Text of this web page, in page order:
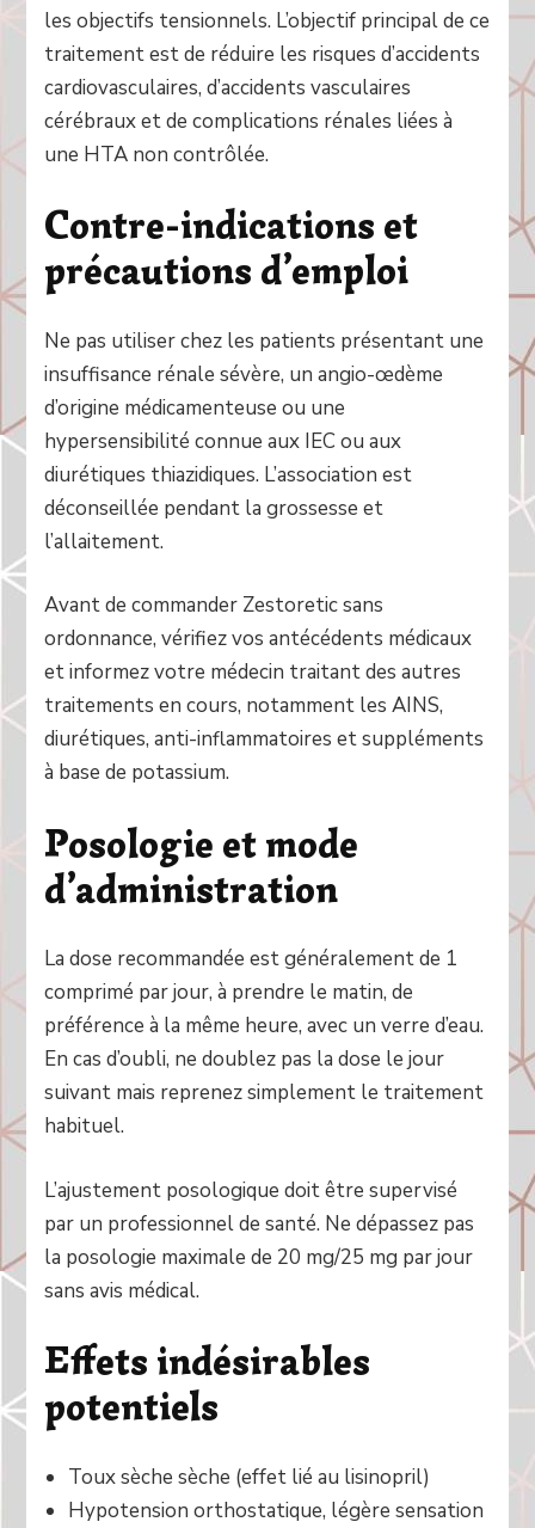
les objectifs tensionnels. L’objectif principal de ce
traitement est de réduire les risques d’accidents
cardiovasculaires, d’accidents vasculaires
cérébraux et de complications rénales liées à
une HTA non contrôlée.
Contre-indications et
précautions d’emploi
Ne pas utiliser chez les patients présentant une
insuffisance rénale sévère, un angio-œdème
d’origine médicamenteuse ou une
hypersensibilité connue aux IEC ou aux
diurétiques thiazidiques. L’association est
déconseillée pendant la grossesse et
l’allaitement.
Avant de commander Zestoretic sans
ordonnance, vérifiez vos antécédents médicaux
et informez votre médecin traitant des autres
traitements en cours, notamment les AINS,
diurétiques, anti-inflammatoires et suppléments
à base de potassium.
Posologie et mode
d’administration
La dose recommandée est généralement de 1
comprimé par jour, à prendre le matin, de
préférence à la même heure, avec un verre d’eau.
En cas d’oubli, ne doublez pas la dose le jour
suivant mais reprenez simplement le traitement
habituel.
L’ajustement posologique doit être supervisé
par un professionnel de santé. Ne dépassez pas
la posologie maximale de 20 mg/25 mg par jour
sans avis médical.
Effets indésirables
potentiels
Toux sèche sèche (effet lié au lisinopril)
Hypotension orthostatique, légère sensation